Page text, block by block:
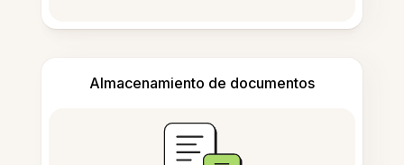
Almacenamiento de documentos